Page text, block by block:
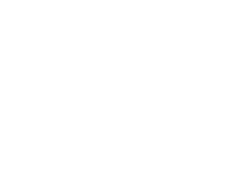
des programmes